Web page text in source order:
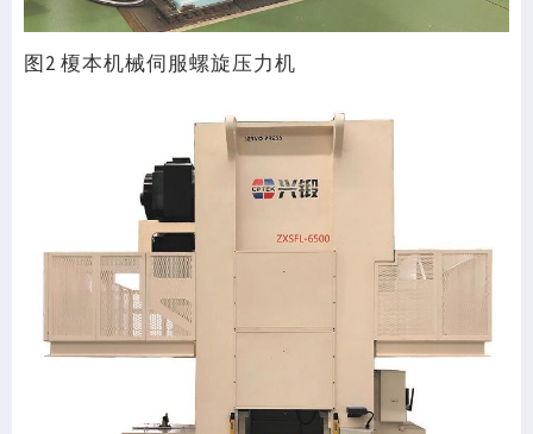
图2 榎本机械伺服螺旋压力机